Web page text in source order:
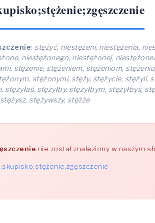
: stężyć, niestężeni, niestężenia,
niestężonego, niestężonej,
stężenie, stężeniem, stężeniom,
stężonymi, stęży, stężycie, stężyli,
stężyłby, stężyłbym, stężyłbyś,
stężywszy, stężże
nie został znaleziony w naszym